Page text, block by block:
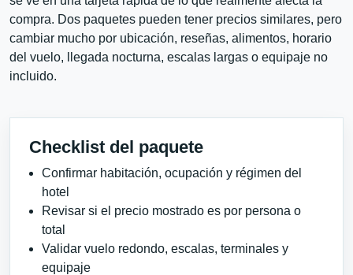
compra. Dos paquetes pueden tener precios similares, pero
cambiar mucho por ubicación, reseñas, alimentos, horario
del vuelo, llegada nocturna, escalas largas o equipaje no
incluido.
Checklist del paquete
Confirmar habitación, ocupación y régimen del
hotel
Revisar si el precio mostrado es por persona o
total
Validar vuelo redondo, escalas, terminales y
equipaje